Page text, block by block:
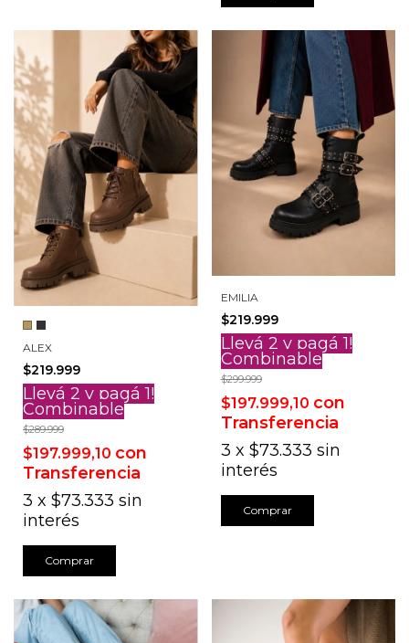
ALEX
$219.999
Llevá 2 y pagá 1!
Combinable
$289.999
$197.999,10 con
Transferencia
3 x $73.333 sin
interés
Comprar
EMILIA
$219.999
Llevá 2 y pagá 1!
Combinable
$299.999
$197.999,10 con
Transferencia
3 x $73.333 sin
interés
Comprar